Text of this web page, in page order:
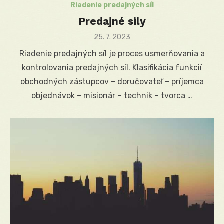
Riadenie predajných síl
Predajné sily
Posted
25. 7. 2023
Riadenie predajných síl je proces usmerňovania a
kontrolovania predajných síl. Klasifikácia funkcií
obchodných zástupcov – doručovateľ – príjemca
objednávok – misionár – technik – tvorca …